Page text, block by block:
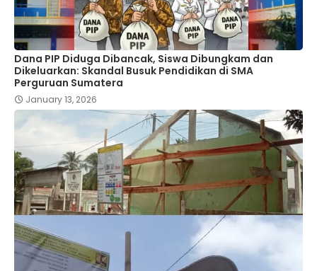
Dana PIP Diduga Dibancak, Siswa Dibungkam dan
Dikeluarkan: Skandal Busuk Pendidikan di SMA
Perguruan Sumatera
January 13, 2026